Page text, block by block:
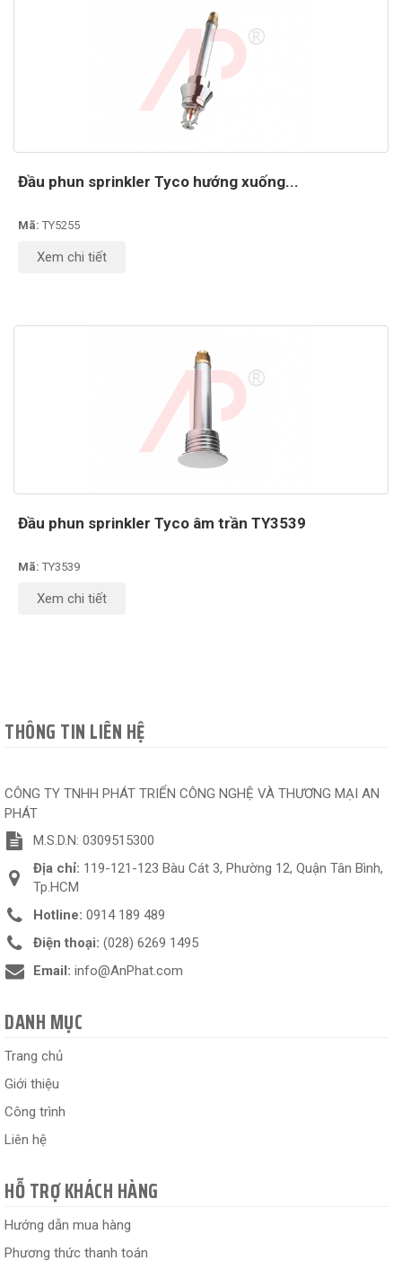
Đầu phun sprinkler Tyco hướng xuống...
Mã: TY5255
Xem chi tiết
Đầu phun sprinkler Tyco âm trần TY3539
Mã: TY3539
Xem chi tiết
THÔNG TIN LIÊN HỆ
CÔNG TY TNHH PHÁT TRIỂN CÔNG NGHỆ VÀ THƯƠNG MẠI AN
PHÁT
M.S.D.N: 0309515300
Địa chỉ: 119-121-123 Bàu Cát 3, Phường 12, Quận Tân Bình,
Tp.HCM
Hotline: 0914 189 489
Điện thoại: (028) 6269 1495
Email: info@AnPhat.com
DANH MỤC
Trang chủ
Giới thiệu
Công trình
Liên hệ
HỖ TRỢ KHÁCH HÀNG
Hướng dẫn mua hàng
Phương thức thanh toán